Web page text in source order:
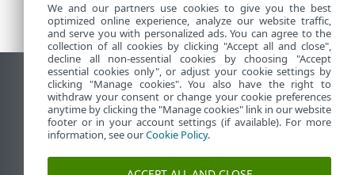
Wyświetl witrynę internetową dla
komputerów
End of Life
Baza wiedzy ESET
Forum ESET
We and our partners use cookies to give you the best
optimized online experience, analyze our website traffic,
and serve you with personalized ads. You can agree to the
collection of all cookies by clicking "Accept all and close",
decline all non-essential cookies by choosing "Accept
essential cookies only", or adjust your cookie settings by
clicking "Manage cookies". You also have the right to
withdraw your consent or change your cookie preferences
anytime by clicking the "Manage cookies" link in our website
footer or in your account settings (if available). For more
information, see ourCookie Policy.